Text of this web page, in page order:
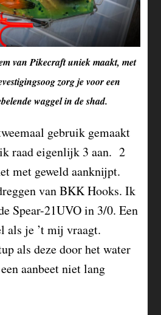
van Pikecraft uniek maakt, met
zorg je voor een
waggel in de shad.
gebruik gemaakt
raad eigenlijk 3 aan. 2
met geweld aanknijpt.
van BKK Hooks. Ik
Spear-21UVO in 3/0. Een
als je ’t mij vraagt.
als deze door het water
aanbeet niet lang